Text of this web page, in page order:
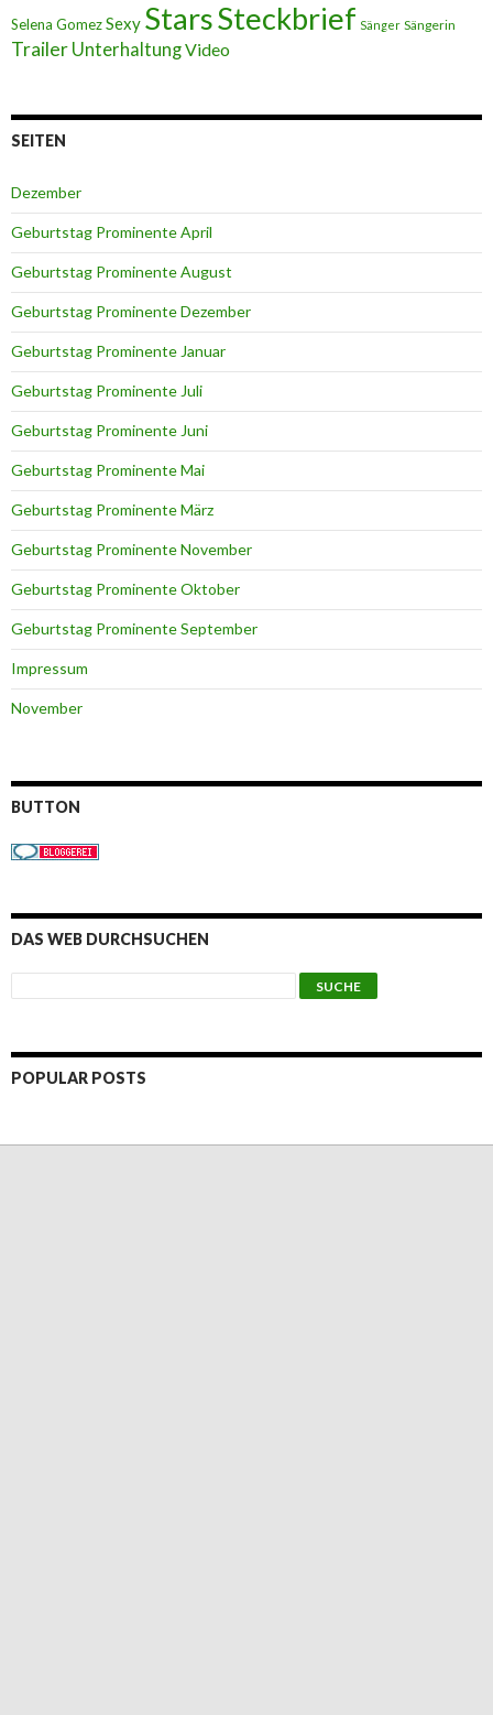
Selena GomezSexy StarsSteckbrief Sänger Sängerin
Trailer UnterhaltungVideo
SEITEN
Dezember
Geburtstag Prominente April
Geburtstag Prominente August
Geburtstag Prominente Dezember
Geburtstag Prominente Januar
Geburtstag Prominente Juli
Geburtstag Prominente Juni
Geburtstag Prominente Mai
Geburtstag Prominente März
Geburtstag Prominente November
Geburtstag Prominente Oktober
Geburtstag Prominente September
Impressum
November
BUTTON
DAS WEB DURCHSUCHEN
POPULAR POSTS